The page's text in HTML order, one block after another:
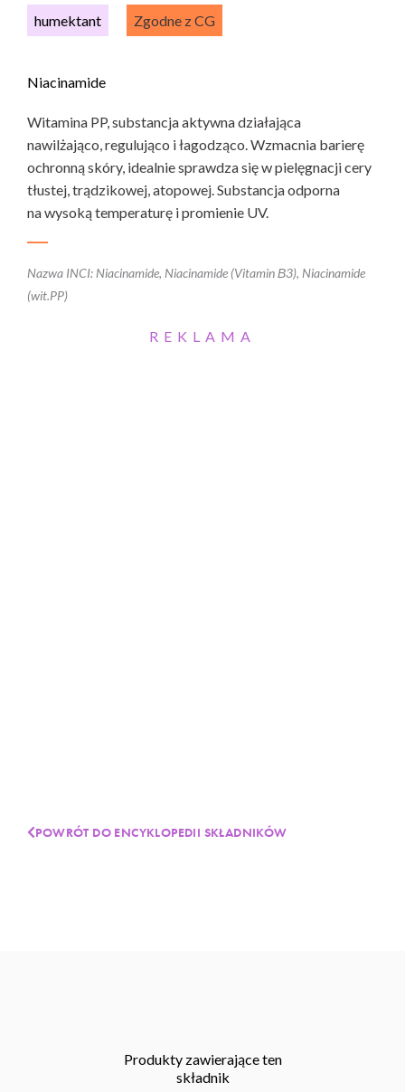
humektant Zgodne z CG
Niacinamide
Witamina PP, substancja aktywna działająca
nawilżająco, regulująco i łagodząco. Wzmacnia barierę
ochronną skóry, idealnie sprawdza się w pielęgnacji cery
tłustej, trądzikowej, atopowej. Substancja odporna
na wysoką temperaturę i promienie UV.
Nazwa INCI: Niacinamide, Niacinamide (Vitamin В3), Niacinamide
(wit.PP)
REKLAMA
POWRÓT DO ENCYKLOPEDII SKŁADNIKÓW
Produkty zawierające ten
składnik